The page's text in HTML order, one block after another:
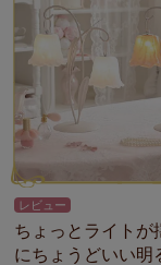
レビュー
ちょっとライトが
にちょうどいい明